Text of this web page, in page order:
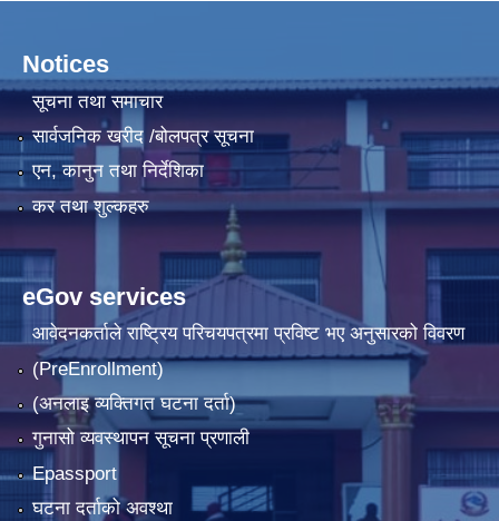
Notices
सूचना तथा समाचार
सार्वजनिक खरीद /बोलपत्र सूचना
एन, कानुन तथा निर्देशिका
कर तथा शुल्कहरु
eGov services
आवेदनकर्ताले राष्‍ट्रिय परिचयपत्रमा प्रविष्ट भए अनुसारको विवरण
(PreEnrollment)
(अनलाइ व्यक्तिगत घटना दर्ता)
गुनासो व्यवस्थापन सूचना प्रणाली
Epassport
घटना दर्ताको अवश्था